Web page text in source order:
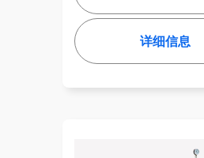
详细信息